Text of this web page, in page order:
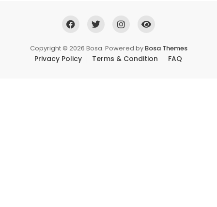
Copyright © 2026 Bosa. Powered by Bosa Themes
Privacy Policy Terms & Condition FAQ